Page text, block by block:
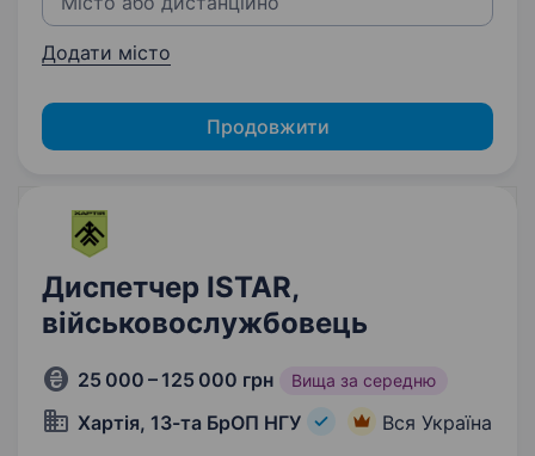
Додати місто
Продовжити
Диспетчер ISTAR,
військовослужбовець
25 000 – 125 000 грн Вища за середню
Хартія, 13-та БрОП НГУ Вся Україна